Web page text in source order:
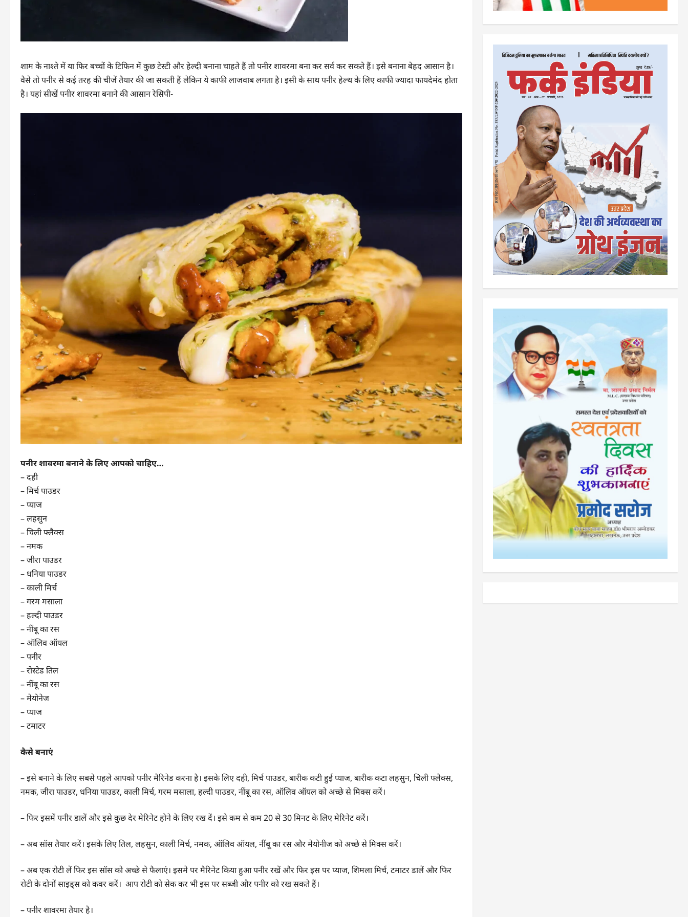
शाम के नाश्ते में या फिर बच्चों के टिफिन में कुछ टेस्टी और हेल्दी बनाना चाहते हैं तो पनीर शावरमा बना कर सर्व कर सकते हैं। इसे बनाना बेहद आसान है।
वैसे तो पनीर से कई तरह की चीजें तैयार की जा सकती हैं लेकिन ये काफी लाजवाब लगता है। इसी के साथ पनीर हेल्थ के लिए काफी ज्यादा फायदेमंद होता
है। यहां सीखें पनीर शावरमा बनाने की आसान रेसिपी-
पनीर शावरमा बनाने के लिए आपको चाहिए…
– दही
– मिर्च पाउडर
– प्याज
– लहसुन
– चिली फ्लैक्स
– नमक
– जीरा पाउडर
– धनिया पाउडर
– काली मिर्च
– गरम मसाला
– हल्दी पाउडर
– नींबू का रस
– ऑलिव ऑयल
– पनीर
– रोस्टेड तिल
– नींबू का रस
– मेयोनेज
– प्याज
– टमाटर
कैसे बनाएं
– इसे बनाने के लिए सबसे पहले आपको पनीर मैरिनेड करना है। इसके लिए दही, मिर्च पाउडर, बारीक कटी हुई प्याज, बारीक कटा लहसुन, चिली फ्लैक्स,
नमक, जीरा पाउडर, धनिया पाउडर, काली मिर्च, गरम मसाला, हल्दी पाउडर, नींबू का रस, ऑलिव ऑयल को अच्छे से मिक्स करें।
– फिर इसमें पनीर डालें और इसे कुछ देर मेरिनेट होने के लिए रख दें। इसे कम से कम 20 से 30 मिनट के लिए मेरिनेट करें।
– अब सॉस तैयार करें। इसके लिए तिल, लहसुन, काली मिर्च, नमक, ऑलिव ऑयल, नींबू का रस और मेयोनीज को अच्छे से मिक्स करें।
– अब एक रोटी लें फिर इस सॉस को अच्छे से फैलाएं। इसमे पर मैरिनेट किया हुआ पनीर रखें और फिर इस पर प्याज, शिमला मिर्च, टमाटर डालें और फिर
रोटी के दोनों साइड्स को कवर करें। आप रोटी को सेक कर भी इस पर सब्जी और पनीर को रख सकते हैं।
– पनीर शावरमा तैयार है।